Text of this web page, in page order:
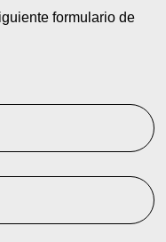
formulario de